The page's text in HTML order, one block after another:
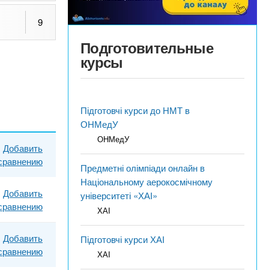
9
Добавить
Добавить
Добавить
Подготовительные
курсы
Підготовчі курси до НМТ в
ОНМедУ
ОНМедУ
Предметні олімпіади онлайн в
Національному аерокосмічному
університеті «ХАІ»
ХАІ
Підготовчі курси ХАІ
ХАІ